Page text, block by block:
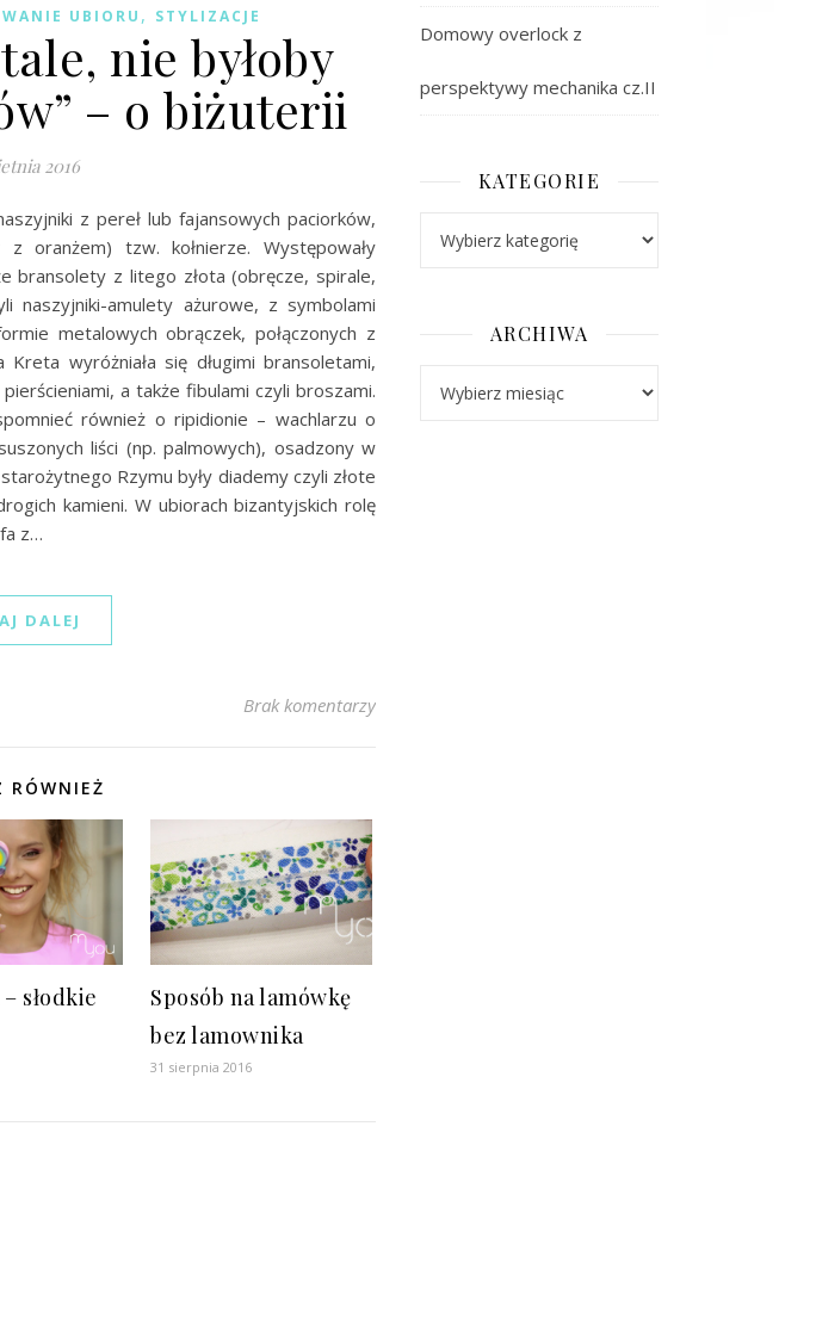
UBIORU , STYLIZACJE
nie byłoby
– o biżuterii
2016
z pereł lub fajansowych paciorków,
oranżem) tzw. kołnierze. Występowały
bransolety z litego złota (obręcze, spirale,
naszyjniki-amulety ażurowe, z symbolami
metalowych obrączek, połączonych z
wyróżniała się długimi bransoletami,
a także fibulami czyli broszami.
również o ripidionie – wachlarzu o
liści (np. palmowych), osadzony w
Rzymu były diademy czyli złote
kamieni. W ubiorach bizantyjskich rolę
z…
DALEJ
Brak komentarzy
RÓWNIEŻ
słodkie
Sposób na lamówkę
bez lamownika
31 sierpnia 2016
Domowy overlock z
perspektywy mechanika cz.II
KATEGORIE
ARCHIWA